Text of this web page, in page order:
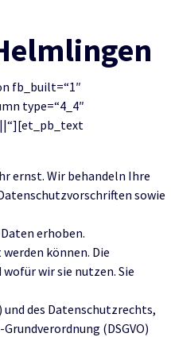
fb_built=“1″
type=“4_4″
ernst. Wir behandeln Ihre
sowie
erhoben.
können. Die
wir sie nutzen. Sie
des Datenschutzrechts,
(DSGVO)